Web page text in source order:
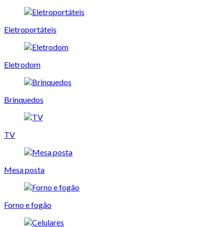
Eletroportáteis
Eletrodom
Brinquedos
TV
Mesa posta
Forno e fogão